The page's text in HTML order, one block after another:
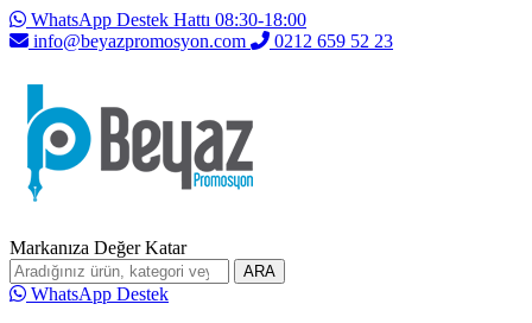
WhatsApp Destek Hattı 08:30-18:00
info@beyazpromosyon.com
0212 659 52 23
Markanıza Değer Katar
ARA
WhatsApp Destek